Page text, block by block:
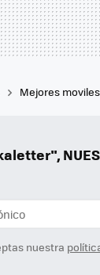
Mejores
nuestra